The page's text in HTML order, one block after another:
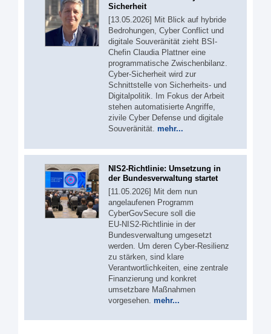
Sicherheit
[13.05.2026] Mit Blick auf hybride
Bedrohungen, Cyber Conflict und
digitale Souveränität zieht BSI-
Chefin Claudia Plattner eine
programmatische Zwischenbilanz.
Cyber-Sicherheit wird zur
Schnittstelle von Sicherheits- und
Digitalpolitik. Im Fokus der Arbeit
stehen automatisierte Angriffe,
zivile Cyber Defense und digitale
Souveränität. mehr...
NIS2-Richtlinie: Umsetzung in
der Bundesverwaltung startet
[11.05.2026] Mit dem nun
angelaufenen Programm
CyberGovSecure soll die
EU‑NIS2‑Richtlinie in der
Bundesverwaltung umgesetzt
werden. Um deren Cyber-Resilienz
zu stärken, sind klare
Verantwortlichkeiten, eine zentrale
Finanzierung und konkret
umsetzbare Maßnahmen
vorgesehen. mehr...